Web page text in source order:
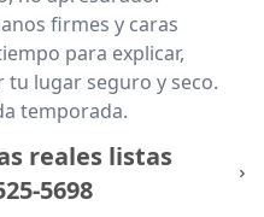
firmes y caras
para explicar,
lugar seguro y seco.
temporada.
reales listas
5698